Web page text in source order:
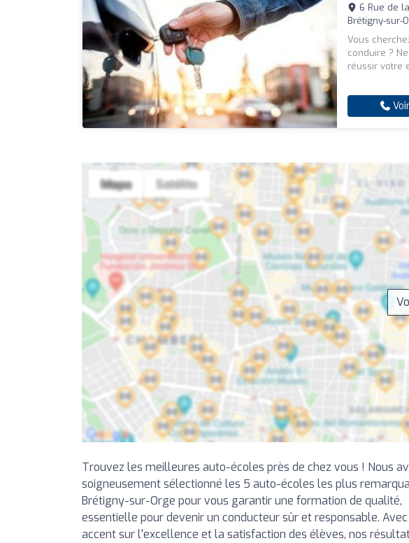
6 Rue de
Brétigny-sur-
Vous
conduire ?
réussir votre
Trouvez les meilleures auto-écoles près de chez vous ! Nous
soigneusement sélectionné les 5 auto-écoles les plus
Brétigny-sur-Orge pour vous garantir une formation de qualité,
essentielle pour devenir un conducteur sûr et responsable.
accent sur l'excellence et la satisfaction des élèves, nos